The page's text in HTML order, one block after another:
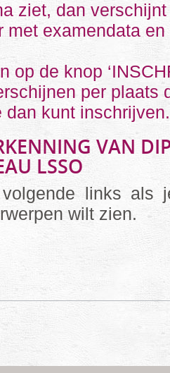
ziet, dan
met examendata
op de knop
per plaats
dan kunt inschrijven.
VAN
LSSO
links als
wilt zien.